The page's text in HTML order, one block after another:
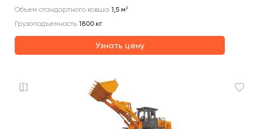
Объем стандартного ковша 1,5 м³
Грузоподъемность 1800 кг
Узнать цену